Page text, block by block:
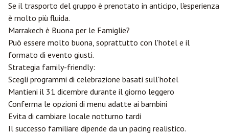
Se il trasporto del gruppo è prenotato in anticipo, l'esperienza
è molto più fluida.
Marrakech è Buona per le Famiglie?
Può essere molto buona, soprattutto con l'hotel e il
formato di evento giusti.
Strategia family-friendly:
Scegli programmi di celebrazione basati sull'hotel
Mantieni il 31 dicembre durante il giorno leggero
Conferma le opzioni di menu adatte ai bambini
Evita di cambiare locale notturno tardi
Il successo familiare dipende da un pacing realistico.